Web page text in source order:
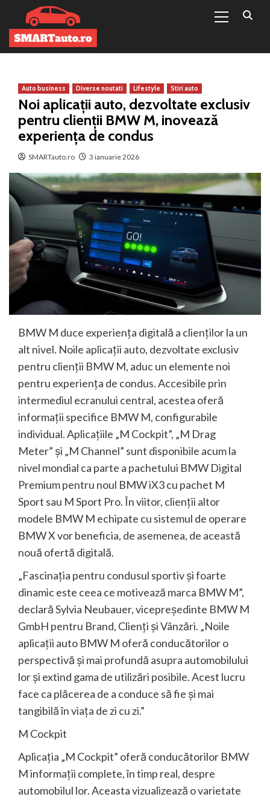
conținut
Menu
Auto business Diverse noutati Lifestyle Stiri auto
Noi aplicaţii auto, dezvoltate exclusiv
pentru clienţii BMW M, inovează
experiența de condus
SMARTauto.ro 3 ianuarie 2026
BMW M duce experienţa digitală a clienţilor la un
alt nivel. Noile aplicaţii auto, dezvoltate exclusiv
pentru clienţii BMW M, aduc un elemente noi
pentru experienţa de condus. Accesibile prin
intermediul ecranului central, acestea oferă
informaţii specifice BMW M, configurabile
individual. Aplicaţiile „M Cockpit”, „M Drag
Meter” şi „M Channel” sunt disponibile acum la
nivel mondial ca parte a pachetului BMW Digital
Premium pentru noul BMW iX3 cu pachet M
Sport sau M Sport Pro. În viitor, clienţii altor
modele BMW M echipate cu sistemul de operare
BMW X vor beneficia, de asemenea, de această
nouă ofertă digitală.
„Fascinaţia pentru condusul sportiv şi foarte
dinamic este ceea ce motivează marca BMW M”,
declară Sylvia Neubauer, vicepreşedinte BMW M
GmbH pentru Brand, Clienţi şi Vânzări. „Noile
aplicaţii auto BMW M oferă conducătorilor o
perspectivă şi mai profundă asupra automobilului
lor şi extind gama de utilizări posibile. Acest lucru
face ca plăcerea de a conduce să fie şi mai
tangibilă în viaţa de zi cu zi.”
M Cockpit
Aplicaţia „M Cockpit” oferă conducătorilor BMW
M informaţii complete, în timp real, despre
automobilul lor. Aceasta vizualizează o varietate